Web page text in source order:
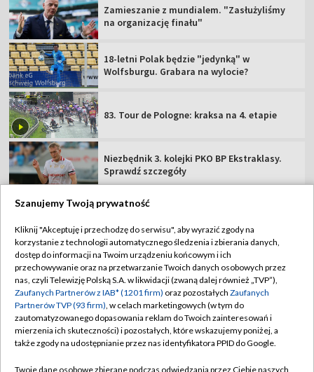
Zamieszanie z mundialem. "Zasłużyliśmy
na organizację finału"
18-letni Polak będzie "jedynką" w
Wolfsburgu. Grabara na wylocie?
83. Tour de Pologne: kraksa na 4. etapie
Niezbędnik 3. kolejki PKO BP Ekstraklasy.
Sprawdź szczegóły
TVP
Abonament TVP
Sklep TVP
Biuro Reklamy
Oferta Handlowa
Regulamin TVP
Polityka prywatności
Moje zgody
Biuro reklamy
Szanujemy Twoją prywatność
Kliknij "Akceptuję i przechodzę do serwisu", aby wyrazić zgody na
korzystanie z technologii automatycznego śledzenia i zbierania danych,
dostęp do informacji na Twoim urządzeniu końcowym i ich
przechowywanie oraz na przetwarzanie Twoich danych osobowych przez
nas, czyli Telewizję Polską S.A. w likwidacji (zwaną dalej również „TVP”),
Zaufanych Partnerów z IAB* (1201 firm) oraz pozostałych Zaufanych
Partnerów TVP (93 firm), w celach marketingowych (w tym do
zautomatyzowanego dopasowania reklam do Twoich zainteresowań i
mierzenia ich skuteczności) i pozostałych, które wskazujemy poniżej, a
także zgody na udostępnianie przez nas identyfikatora PPID do Google.
Twoje dane osobowe zbierane podczas odwiedzania przez Ciebie naszych